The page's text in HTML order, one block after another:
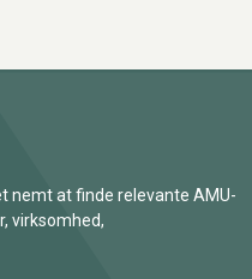
nemt at finde relevante AMU-
virksomhed,